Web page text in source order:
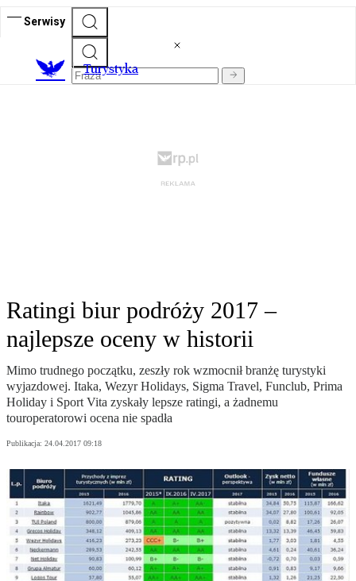
Serwisy
Turystyka
Ratingi biur podróży 2017 –
najlepsze oceny w historii
Mimo trudnego początku, zeszły rok wzmocnił branżę turystyki
wyjazdowej. Itaka, Wezyr Holidays, Sigma Travel, Funclub, Prima
Holiday i Sport Vita zyskały lepsze ratingi, a żadnemu
touroperatorowi ocena nie spadła
Publikacja: 24.04.2017 09:18